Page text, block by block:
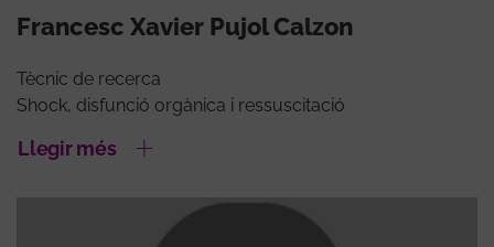
Francesc Xavier Pujol Calzon
Tècnic de recerca
Shock, disfunció orgànica i ressuscitació
Llegir més